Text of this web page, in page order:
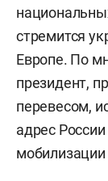
стремится
Европе. По
президент,
перевесом,
адрес
мобилизации